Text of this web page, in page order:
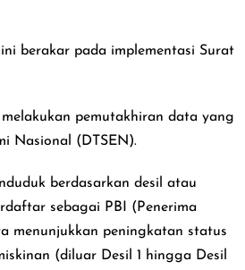
berakar pada implementasi Surat
pemutakhiran data yang
Nasional (DTSEN).
berdasarkan desil atau
sebagai PBI (Penerima
menunjukkan peningkatan status
(diluar Desil 1 hingga Desil